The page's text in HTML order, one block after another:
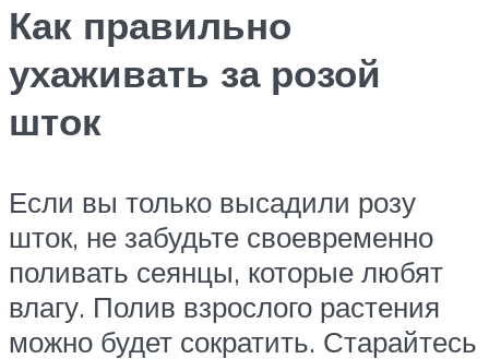
Как правильно
ухаживать за розой
шток
Если вы только высадили розу
шток, не забудьте своевременно
поливать сеянцы, которые любят
влагу. Полив взрослого растения
можно будет сократить. Старайтесь